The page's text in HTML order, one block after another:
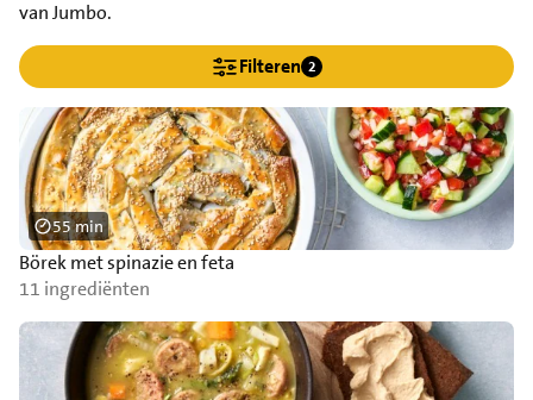
van Jumbo.
Filteren 2
Börek met spinazie en feta
11 ingrediënten
55 min